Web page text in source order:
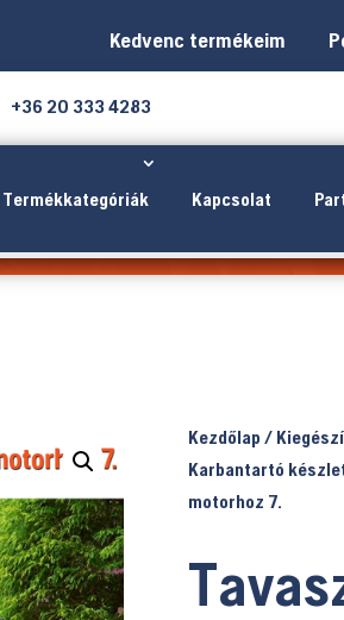
Kedvenc termékeim
+36 20 333 4283
Termékkategóriák Kapcsolat
Kezdőlap /
Karbantartó
motorhoz 7.